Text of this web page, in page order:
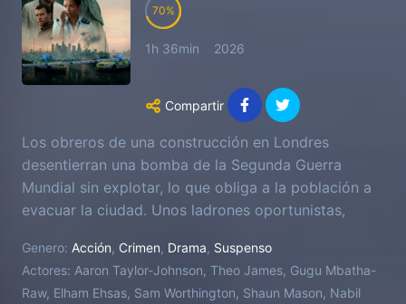
70
1h 36min 2026
Compartir
Los obreros de una construcción en Londres
desentierran una bomba de la Segunda Guerra
Mundial sin explotar, lo que obliga a la población a
evacuar la ciudad. Unos ladrones oportunistas,
atraco.​
Genero: Acción, Crimen, Drama, Suspenso
Actores: Aaron Taylor-Johnson, Theo James, Gugu Mbatha-
Raw, Elham Ehsas, Sam Worthington, Shaun Mason, Nabil